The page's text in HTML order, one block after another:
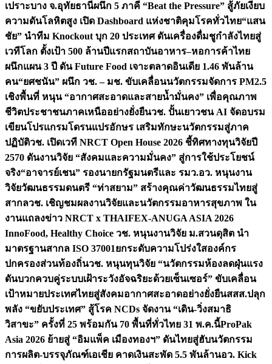
เปราะบาง จ.อุทัยธานีผนึก 5 ภาคี “Beat the Pressure” สู้ภัยเงียบ
ความดันโลหิตสูง เปิด Dashboard แห่งชาติคุมโรคทั่วไทย“แสน
ชัย” นำทีม Knockout บุก 20 ประเทศ ดันเครื่องดื่มชูกำลังไทยสู่
เวทีโลก ตั้งเป้า 500 ล้านปีแรกสถาบันอาหาร–หอการค้าไทย
ผนึกแผน 3 ปี ดัน Future Food เจาะตลาดอินเดีย 1.46 พันล้าน
คน“ยศชนัน” ผนึก วช. – มช. ขับเคลื่อนนวัตกรรมจัดการ PM2.5
เชิงพื้นที่ หนุน “อากาศสะอาดและสายน้ำมั่นคง” เพื่อคุณภาพ
ชีวิตประชาชนภาคเหนืออย่างยั่งยืนวช. ปั้นเยาวชน AI จัดอบรม
เขียนโปรแกรมโดรนแปรอักษร เสริมทักษะนวัตกรรมสู่ภาค
ปฏิบัติวช. เปิดเวที NRCT Open House 2026 ชี้ทิศทางทุนวิจัยปี
2570 ดันงานวิจัย “สังคมและความมั่นคง” สู่การใช้ประโยชน์
จริง“อาจารย์เชน” รองนายกรัฐมนตรีและ รมว.อว. หนุนงาน
วิจัยวัฒนธรรมดนตรี “ท่าสยาม” สร้างคุณค่าวัฒนธรรมไทยสู่
สากลวช. เชิญชมผลงานวิจัยและนวัตกรรมอาหารสุขภาพ ใน
งานแถลงข่าว NRCT x THAIFEX-ANUGA ASIA 2026
InnoFood, Healthy Choice วช. หนุนงานวิจัย ม.สวนดุสิต นำ
มาตรฐานสากล ISO 37001ยกระดับความโปร่งใสองค์กร
ปกครองส่วนท้องถิ่นวช. หนุนทุนวิจัย “นวัตกรรมห้องลดฝุ่นแรง
ดันบวกควบคู่ระบบเฝ้าระวังอัจฉริยะด้วยเซ็นเซอร์” ขับเคลื่อน
เป้าหมายประเทศไทยสู่สังคมอากาศสะอาดอย่างยั่งยืนสสส.ปลุก
พลัง “ขยับประเทศ” สู้โรค NCDs จัดงาน “เดิน-วิ่งสมาธิ
วิสาขะ” ครั้งที่ 25 พร้อมกัน 70 พื้นที่ทั่วไทย 31 พ.ค.นี้ProPak
Asia 2026 ย้ายสู่ “อิมแพ็ค เมืองทองฯ” ดันไทยสู่ฮับนวัตกรรม
การผลิต-บรรจุภัณฑ์เอเชีย คาดเงินสะพัด 5.5 พันล้านอว. Kick